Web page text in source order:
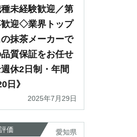
未経験歓迎／第
迎◇業界トップ
抹茶メーカーで
質保証をお任せ
週休2日制・年間
日》
2025年7月29日
価 愛知県